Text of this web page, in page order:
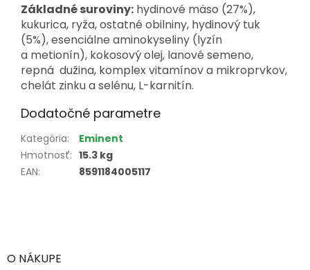
Základné suroviny: hydinové mäso (27%),
kukurica, ryža, ostatné obilniny, hydinový tuk
(5%), esenciálne aminokyseliny (lyzín
a metionín), kokosový olej, lanové semeno,
repná dužina, komplex vitamínov a mikroprvkov,
chelát zinku a selénu, L-karnitín.
Dodatočné parametre
Kategória:
Eminent
Hmotnosť: 15.3 kg
EAN: 8591184005117
äO NÁKUPE